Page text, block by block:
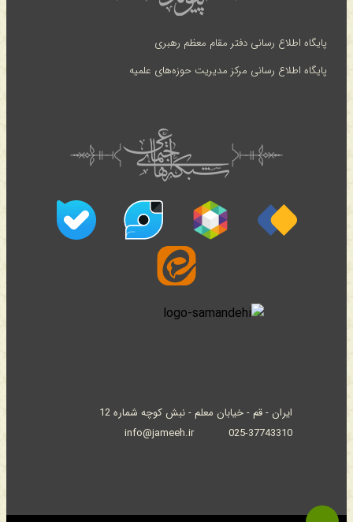
پایگاه اطلاع رسانی دفتر مقام معظم رهبری
پایگاه اطلاع رسانی مرکز مدیریت حوزه‌های علمیه
ایران - قم - خیابان معلم - نبش کوچه شماره 12
025-37743310
info@jameeh.ir